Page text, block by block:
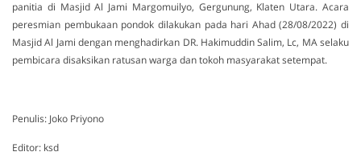
panitia di Masjid Al Jami Margomuilyo, Gergunung, Klaten Utara. Acara
peresmian pembukaan pondok dilakukan pada hari Ahad (28/08/2022) di
Masjid Al Jami dengan menghadirkan DR. Hakimuddin Salim, Lc, MA selaku
pembicara disaksikan ratusan warga dan tokoh masyarakat setempat.
Penulis: Joko Priyono
Editor: ksd